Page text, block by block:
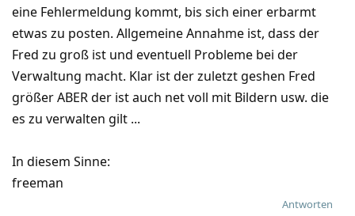
eine Fehlermeldung kommt, bis sich einer erbarmt
etwas zu posten. Allgemeine Annahme ist, dass der
Fred zu groß ist und eventuell Probleme bei der
Verwaltung macht. Klar ist der zuletzt geshen Fred
größer ABER der ist auch net voll mit Bildern usw. die
es zu verwalten gilt ...
In diesem Sinne:
freeman
Antworten